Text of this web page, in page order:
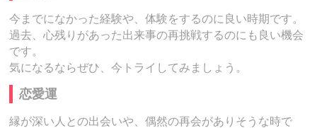
今までになかった経験や、体験をするのに良い時期です。
過去、心残りがあった出来事の再挑戦するのにも良い機会
です。
気になるならぜひ、今トライしてみましょう。
恋愛運
縁が深い人との出会いや、偶然の再会がありそうな時で